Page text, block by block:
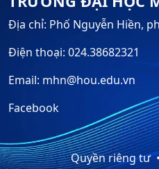
Địa chỉ: Phố Nguyễn Hiền,
Điện thoại: 024.38682321
Email: mhn@hou.edu.vn
Facebook
Quyền riêng tư